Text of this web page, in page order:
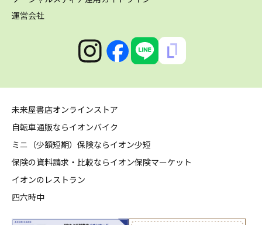
運営会社
未来屋書店オンラインストア
自転車通販ならイオンバイク
ミニ（少額短期）保険ならイオン少短
保険の資料請求・比較ならイオン保険マーケット
イオンのレストラン
四六時中